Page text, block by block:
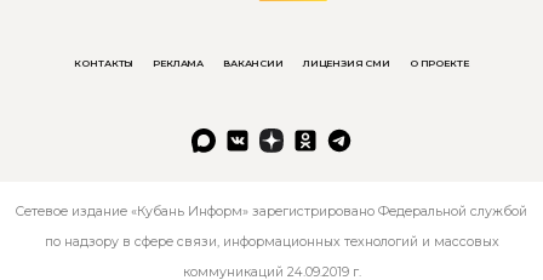
КОНТАКТЫ РЕКЛАМА ВАКАНСИИ ЛИЦЕНЗИЯ СМИ О ПРОЕКТЕ
Сетевое издание «Кубань Информ» зарегистрировано Федеральной службой
по надзору в сфере связи, информационных технологий и массовых
коммуникаций 24.09.2019 г.